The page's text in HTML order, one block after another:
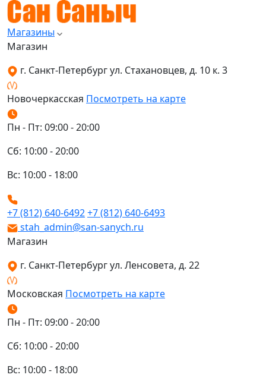
Магазины
Магазин
г. Санкт-Петербург ул. Стахановцев, д. 10 к. 3
Новочеркасская Посмотреть на карте
Пн - Пт: 09:00 - 20:00
Сб: 10:00 - 20:00
Вс: 10:00 - 18:00
+7 (812) 640-6492+7 (812) 640-6493
stah_admin@san-sanych.ru
Магазин
г. Санкт-Петербург ул. Ленсовета, д. 22
Московская Посмотреть на карте
Пн - Пт: 09:00 - 20:00
Сб: 10:00 - 20:00
Вс: 10:00 - 18:00